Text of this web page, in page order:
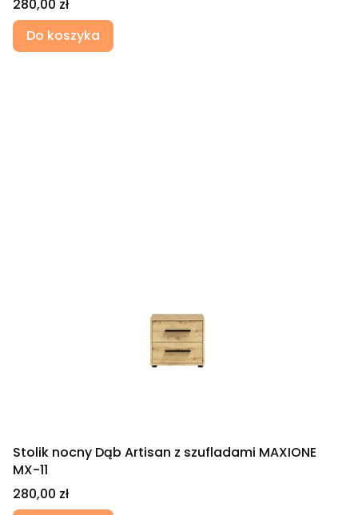
280,00 zł
Do koszyka
Stolik nocny Dąb Artisan z szufladami MAXIONE
MX-11
Cena
280,00 zł